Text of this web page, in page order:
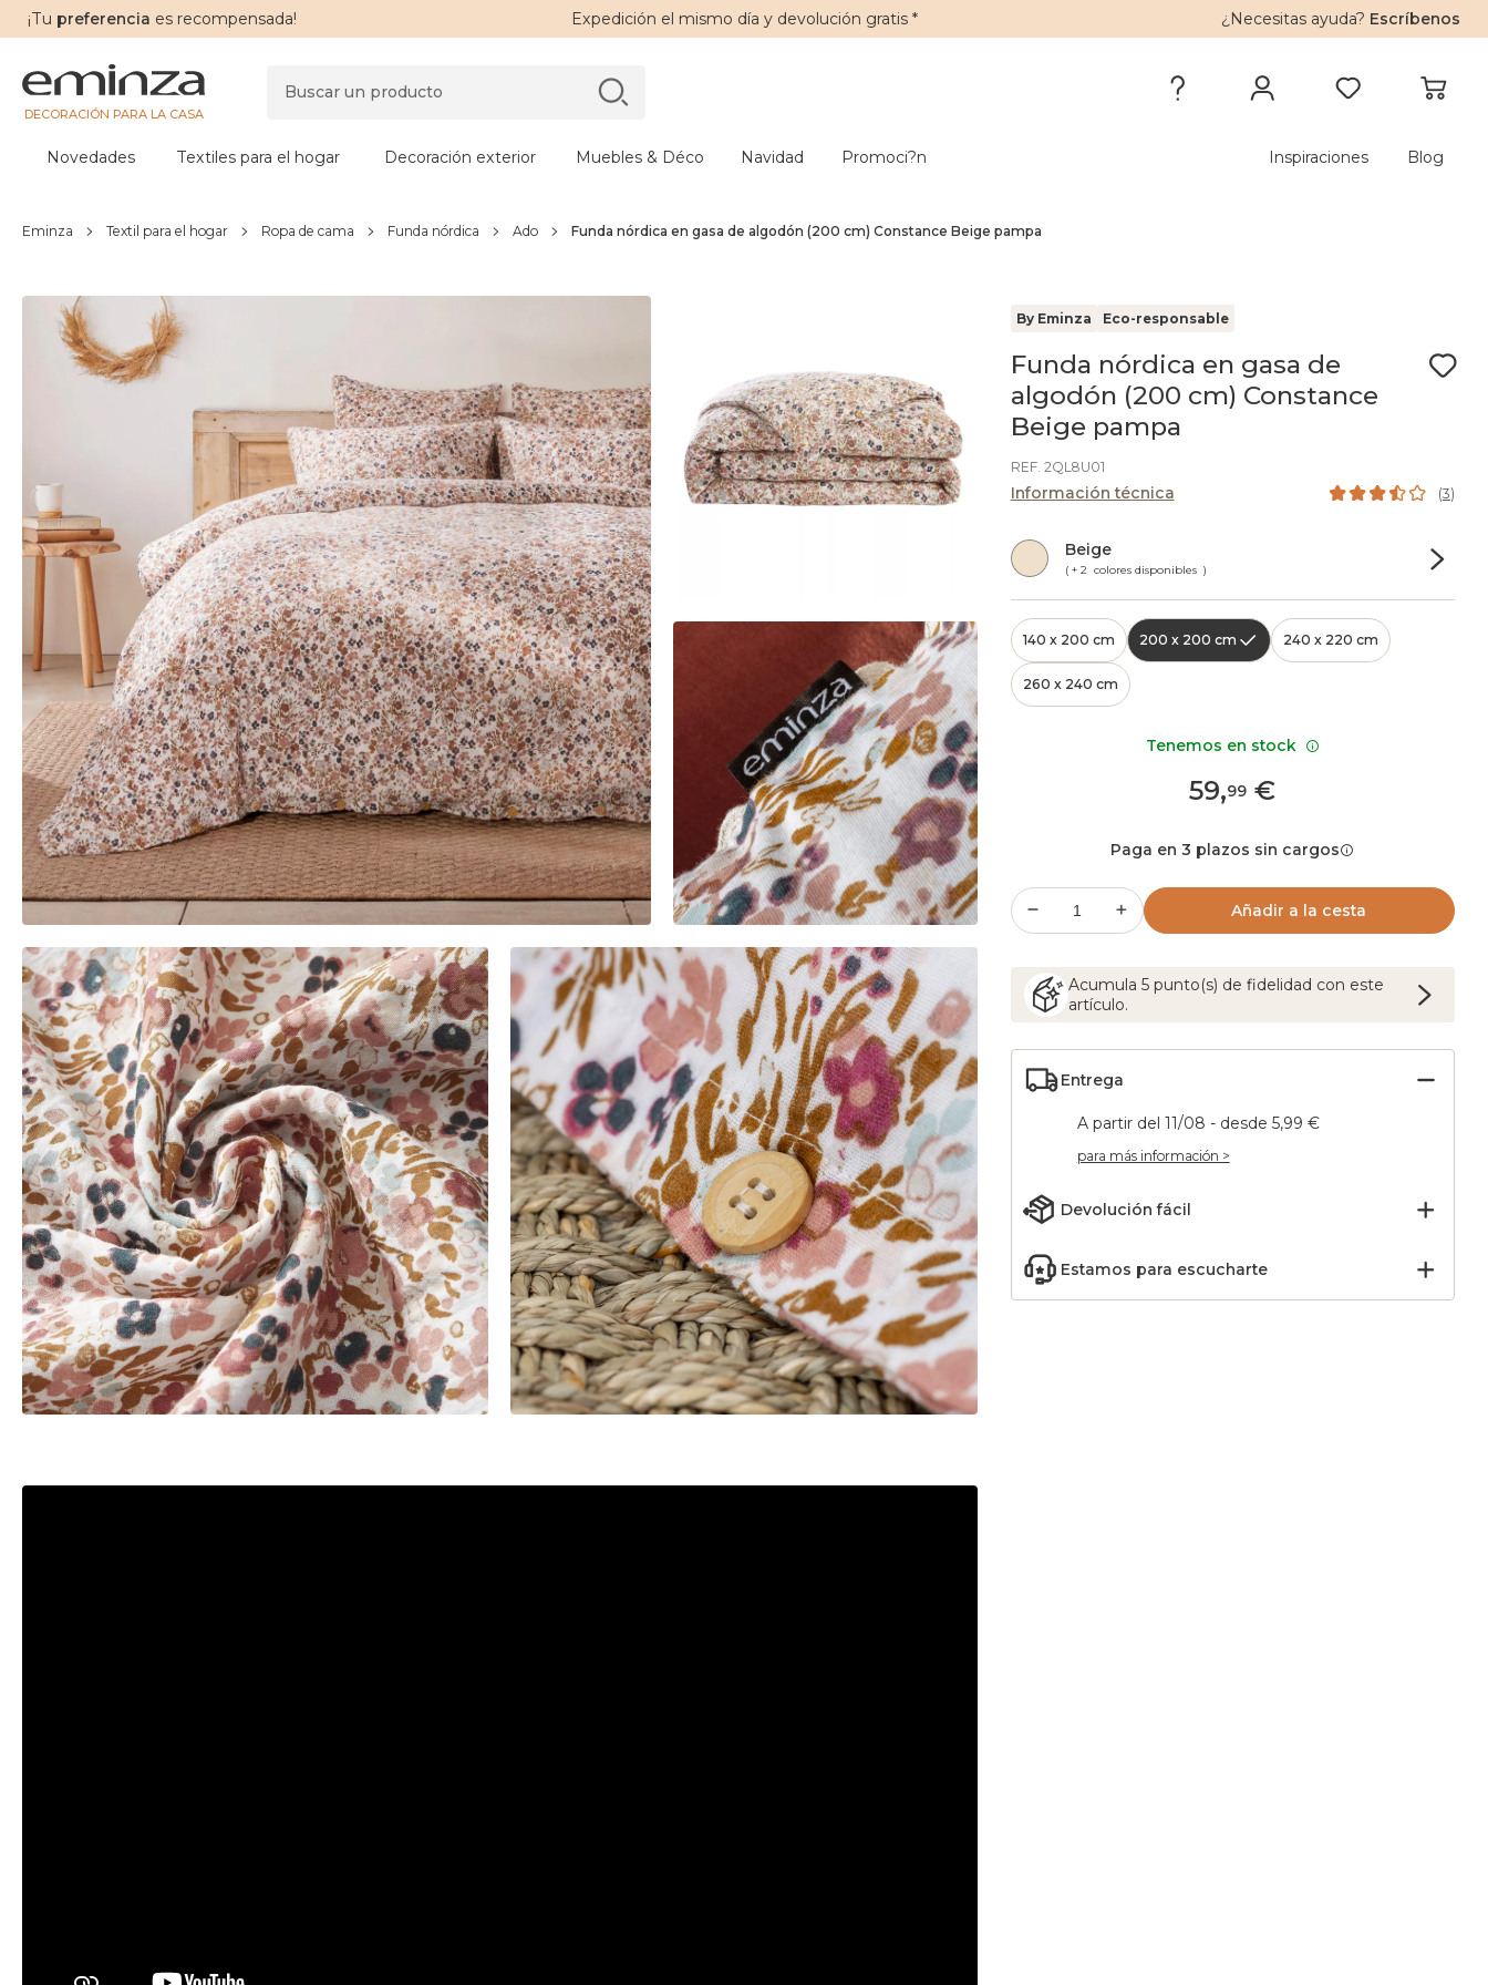
¡Tu preferencia es recompensada! Expedición el mismo día y devolución gratis* ¿Necesitas ayuda? Escríbenos
DECORACIÓN PARA LA CASA
Novedades Textiles para el hogar Decoración exterior Muebles & Déco Navidad Promoci?n Inspiraciones Blog
Eminza Textil para el hogar Ropa de cama Funda nórdica Ado Funda nórdica en gasa de algodón (200 cm) Constance Beige pampa
By Eminza Eco-responsable
Funda nórdica en gasa de
algodón (200 cm) Constance
Beige pampa
REF. 2QL8U01
Información técnica (3)
Beige
( + 2 colores disponibles )
140 x 200 cm 200 x 200 cm 240 x 220 cm
260 x 240 cm
59,99 €
Paga en 3 plazos sin cargos
Añadir a la cesta
Acumula 5punto(s) de fidelidad con este
artículo.
Entrega
A partir del 11/08 - desde 5,99 €
para más información >
Devolución fácil
Estamos para escucharte